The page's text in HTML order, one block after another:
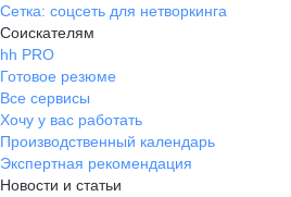
Сетка: соцсеть для нетворкинга
Соискателям
hh PRO
Готовое резюме
Все сервисы
Хочу у вас работать
Производственный календарь
Экспертная рекомендация
Новости и статьи